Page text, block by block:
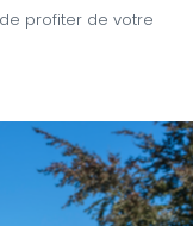
profiter de votre